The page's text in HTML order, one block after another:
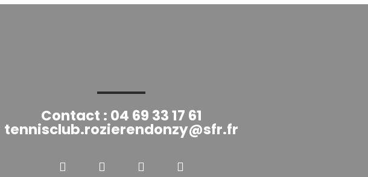
Contact : 04 69 33 17 61
tennisclub.rozierendonzy@sfr.fr